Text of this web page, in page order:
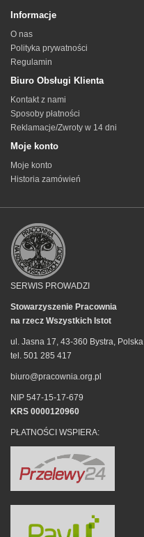
Informacje
O nas
Polityka prywatności
Regulamin
Biuro Obsługi Klienta
Kontakt z nami
Sposoby płatności
Reklamacje/Zwroty w 14 dni
Moje konto
Moje konto
Historia zamówień
SERWIS PROWADZI
Stowarzyszenie Pracownia
na rzecz Wszystkich Istot
ul. Jasna 17, 43-360 Bystra, Polska
tel. 501 285 417
biuro@pracownia.org.pl
NIP 547-15-17-679
KRS 0000120960
PŁATNOŚCI WSPIERA: